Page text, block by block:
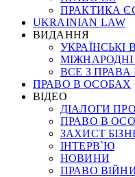
ПРАКТИКА
UKRAINIAN LAW
ВИДАННЯ
УКРАЇНСЬКІ
ВСЕ З ПРАВА
ПРАВО В ОСОБАХ
ВІДЕО
ДІАЛОГИ
ПРАВО В
ЗАХИСТ
ІНТЕРВ`Ю
НОВИНИ
ПРАВО